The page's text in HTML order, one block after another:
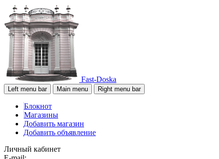
Fast-Doska
Left menu bar Main menu Right menu bar
Блокнот
Магазины
Добавить магазин
Добавить объявление
Личный кабинет